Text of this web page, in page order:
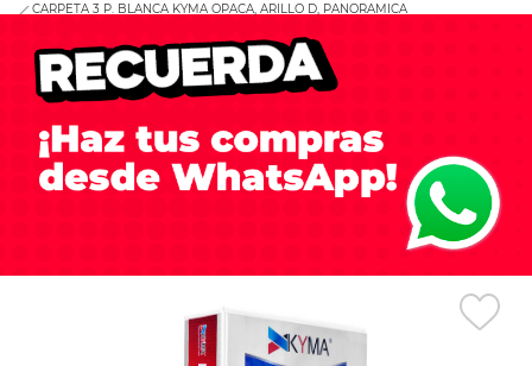
CARPETA 3 P. BLANCA KYMA OPACA, ARILLO D, PANORAMICA